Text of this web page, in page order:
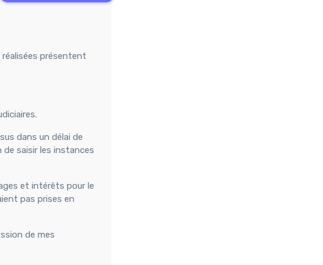
présentent
dans un délai de
de saisir les instances
et intérêts pour le
pas prises en
de mes